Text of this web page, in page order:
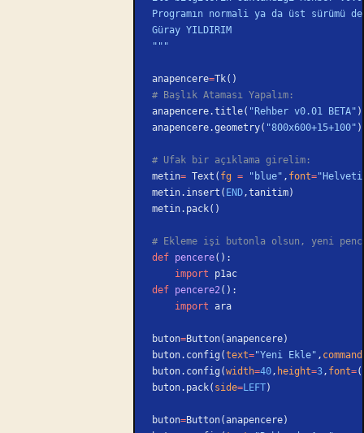
Programın normali ya da üst sürümü de
Güray YILDIRIM
"""
anapencere=Tk()
# Başlık Ataması Yapalım:
anapencere.title( "Rehber v0.01 BETA" )
anapencere.geometry( "800x600+15+100" )
# Ufak bir açıklama girelim:
metin= Text( fg = "blue" , font=
metin.insert( END,tanitim)
metin.pack()
# Ekleme işi butonla olsun, yeni
def pencere():
    import
p1ac
def pencere2():
    import
ara
buton=Button(anapencere)
buton.config(text="Yeni Ekle" , command
buton.config(width=40, height=3, font=(
buton.pack( side=LEFT)
buton=Button(anapencere)